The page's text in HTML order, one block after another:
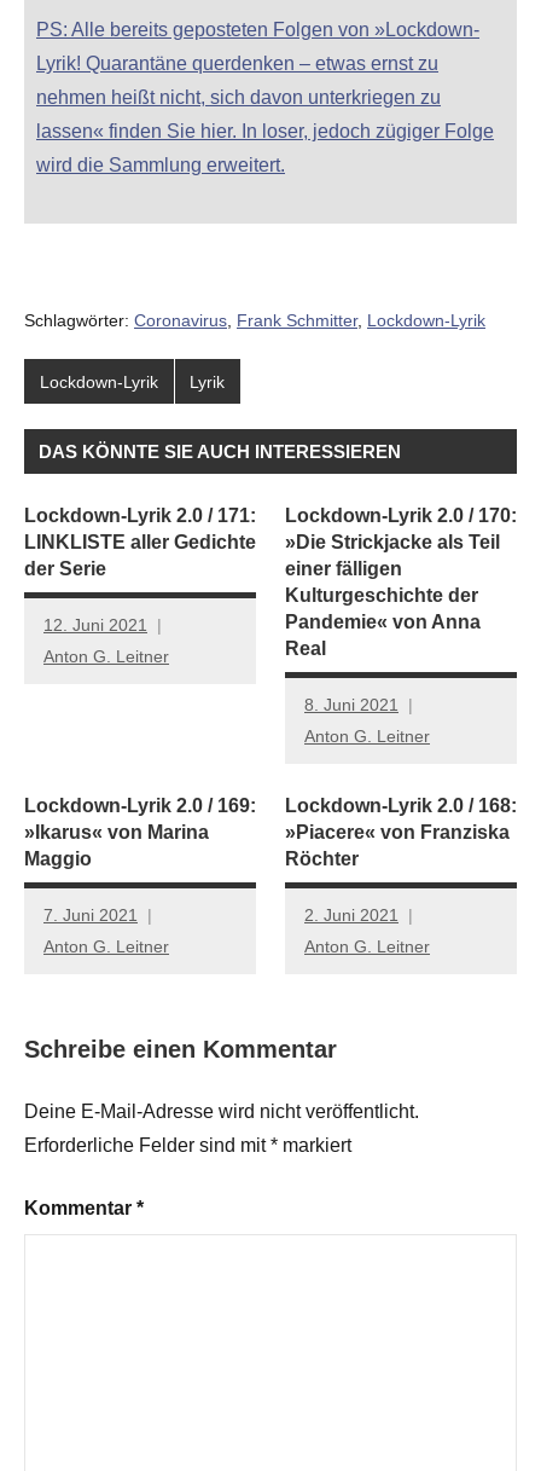
PS: Alle bereits geposteten Folgen von »Lockdown-
Lyrik! Quarantäne querdenken – etwas ernst zu
nehmen heißt nicht, sich davon unterkriegen zu
lassen« finden Sie hier. In loser, jedoch zügiger Folge
wird die Sammlung erweitert.
Schlagwörter: Coronavirus, Frank Schmitter, Lockdown-Lyrik
Lockdown-Lyrik Lyrik
DAS KÖNNTE SIE AUCH INTERESSIEREN
Lockdown-Lyrik 2.0 / 171:
LINKLISTE aller Gedichte
der Serie
12. Juni 2021
Anton G. Leitner
Lockdown-Lyrik 2.0 / 170:
»Die Strickjacke als Teil
einer fälligen
Kulturgeschichte der
Pandemie« von Anna
Real
8. Juni 2021
Anton G. Leitner
Lockdown-Lyrik 2.0 / 169:
»Ikarus« von Marina
Maggio
7. Juni 2021
Anton G. Leitner
Lockdown-Lyrik 2.0 / 168:
»Piacere« von Franziska
Röchter
2. Juni 2021
Anton G. Leitner
Schreibe einen Kommentar
Deine E-Mail-Adresse wird nicht veröffentlicht.
Erforderliche Felder sind mit* markiert
Kommentar *